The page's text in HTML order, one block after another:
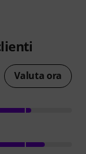
Valuta ora